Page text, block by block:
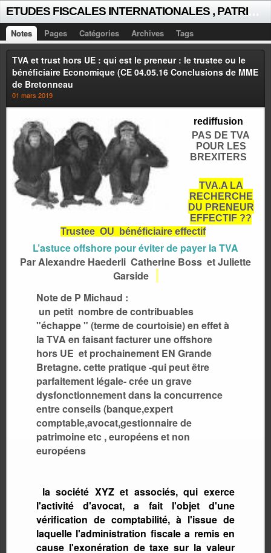
Notes Pages Catégories Archives Tags
TVA et trust hors UE : qui est le preneur : le trustee ou le
bénéficiaire Economique (CE 04.05.16 Conclusions de MME
de Bretonneau
01 mars 2019
rediffusion
PAS DE TVA
POUR LES
BREXITERS
TVA,A LA
RECHERCHE
DU PRENEUR
EFFECTIF ??
Trustee OU bénéficiaire effectif
L’astuce offshore pour éviter de payer la TVA
Par Alexandre Haederli Catherine Boss et Juliette
Garside
Note de P Michaud :
un petit nombre de contribuables
"échappe " (terme de courtoisie) en effet à
la TVA en faisant facturer une offshore
hors UE et prochainement EN Grande
Bretagne. cette pratique -qui peut être
parfaitement légale- crée un grave
dysfonctionnement dans la concurrence
entre conseils (banque,expert
comptable,avocat,gestionnaire de
patrimoine etc , européens et non
européens
la société XYZ et associés, qui exerce
l'activité d'avocat, a fait l'objet d'une
vérification de comptabilité, à l'issue de
laquelle l'administration fiscale a remis en
cause l'exonération de taxe sur la valeur